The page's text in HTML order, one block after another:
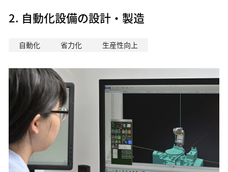
2. 自動化設備の設計・製造
自動化 省力化 生産性向上